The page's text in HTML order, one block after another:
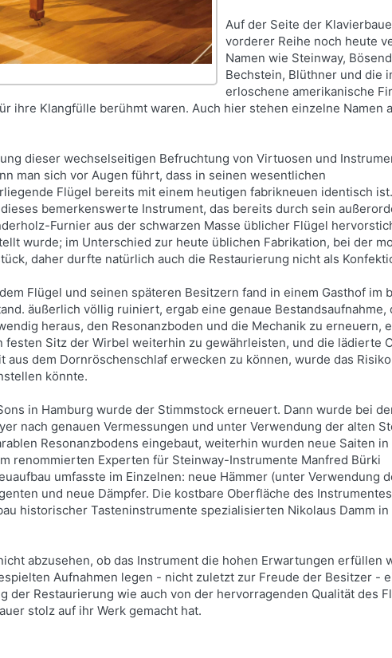
Auf der Seite der
vorderer Reihe noch heute
Namen wie Steinway,
Bechstein, Blüthner und die
erloschene amerikanische
ihre Klangfülle berühmt waren. Auch hier stehen einzelne Namen
dieser wechselseitigen Befruchtung von Virtuosen und
man sich vor Augen führt, dass in seinen wesentlichen
Flügel bereits mit einem heutigen fabrikneuen identisch
bemerkenswerte Instrument, das bereits durch sein
Furnier aus der schwarzen Masse üblicher Flügel
wurde; im Unterschied zur heute üblichen Fabrikation, bei der
daher durfte natürlich auch die Restaurierung nicht als
Flügel und seinen späteren Besitzern fand in einem Gasthof im
äußerlich völlig ruiniert, ergab eine genaue
heraus, den Resonanzboden und die Mechanik zu erneuern,
festen Sitz der Wirbel weiterhin zu gewährleisten, und die lädierte
dem Dornröschenschlaf erwecken zu können, wurde das
könnte.
in Hamburg wurde der Stimmstock erneuert. Dann wurde bei
nach genauen Vermessungen und unter Verwendung der alten
Resonanzbodens eingebaut, weiterhin wurden neue Saiten in
renommierten Experten für Steinway-Instrumente Manfred Bürki
umfasste im Einzelnen: neue Hämmer (unter Verwendung
und neue Dämpfer. Die kostbare Oberfläche des
historischer Tasteninstrumente spezialisierten Nikolaus Damm
abzusehen, ob das Instrument die hohen Erwartungen erfüllen
Aufnahmen legen - nicht zuletzt zur Freude der Besitzer -
der Restaurierung wie auch von der hervorragenden Qualität des
stolz auf ihr Werk gemacht hat.